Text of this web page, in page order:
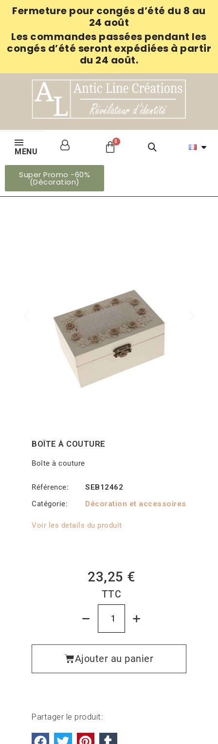
Fermeture pour congés d’été du 8 au
24 août
Les commandes passées pendant les
congés d’été seront expédiées à partir
du 24 août.
MENU
Super Promo -60%
(Décoration)
BOÎTE À COUTURE
Boîte à couture
Référence
SEB12462
Catégorie
Décoration et accessoires
Voir les details du produit
23,25 €
TTC
Ajouter au panier
Partager le produit: